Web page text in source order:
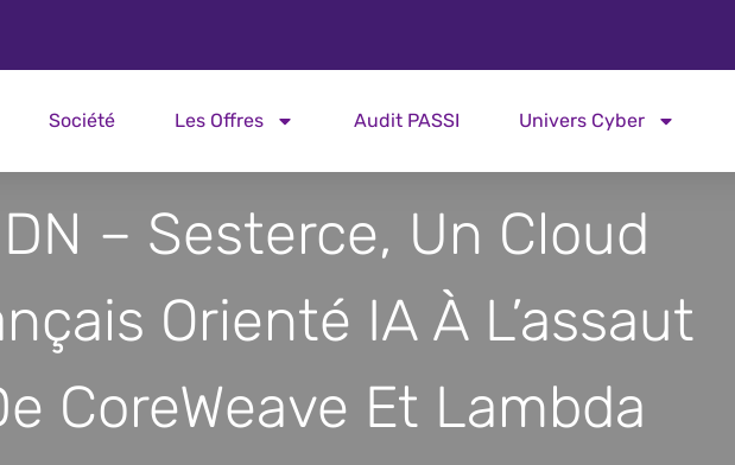
Société Les Offres Audit PASSI Univers Cyber
– Sesterce, Un Cloud
Orienté IA À L’assaut
CoreWeave Et Lambda